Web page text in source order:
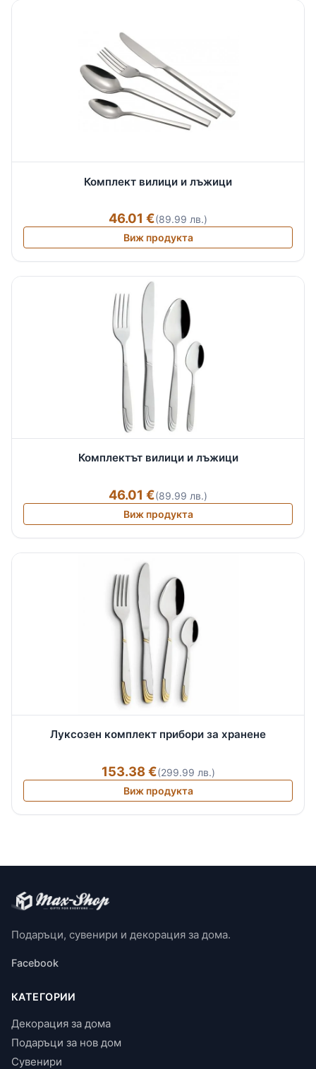
Комплект вилици и лъжици
46.01 €(89.99 лв.)
Виж продукта
Комплектът вилици и лъжици
46.01 €(89.99 лв.)
Виж продукта
Луксозен комплект прибори за хранене
153.38 €(299.99 лв.)
Виж продукта
Подаръци, сувенири и декорация за дома.
Facebook
КАТЕГОРИИ
Декорация за дома
Подаръци за нов дом
Сувенири